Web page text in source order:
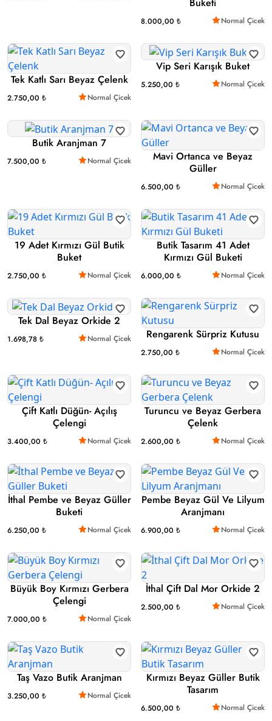
Buketi
8.000,00 ₺ Normal Çicek
Tek Katlı Sarı Beyaz Çelenk
2.750,00 ₺ Normal Çicek
Vip Seri Karışık Buket
5.250,00 ₺ Normal Çicek
Butik Aranjman 7
7.500,00 ₺ Normal Çicek
Mavi Ortanca ve Beyaz
Güller
6.500,00 ₺ Normal Çicek
19 Adet Kırmızı Gül Butik
Buket
2.750,00 ₺ Normal Çicek
Butik Tasarım 41 Adet
Kırmızı Gül Buketi
6.000,00 ₺ Normal Çicek
Tek Dal Beyaz Orkide 2
1.698,78 ₺ Normal Çicek Rengarenk Sürpriz Kutusu
2.750,00 ₺ Normal Çicek
Çift Katlı Düğün- Açılış
Çelengi
3.400,00 ₺ Normal Çicek
Turuncu ve Beyaz Gerbera
Çelenk
2.600,00 ₺ Normal Çicek
İthal Pembe ve Beyaz Güller
Buketi
6.250,00 ₺ Normal Çicek
Pembe Beyaz Gül Ve Lilyum
Aranjmanı
6.900,00 ₺ Normal Çicek
Büyük Boy Kırmızı Gerbera
Çelengi
7.000,00 ₺ Normal Çicek
İthal Çift Dal Mor Orkide 2
2.500,00 ₺ Normal Çicek
Taş Vazo Butik Aranjman
3.250,00 ₺ Normal Çicek
Kırmızı Beyaz Güller Butik
Tasarım
6.500,00 ₺ Normal Çicek